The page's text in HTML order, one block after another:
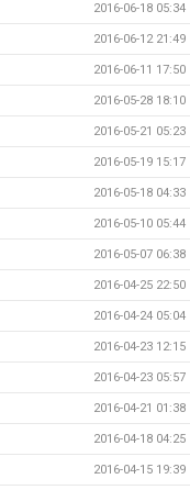
2016-06-18 05:34
2016-06-12 21:49
2016-06-11 17:50
2016-05-28 18:10
2016-05-21 05:23
2016-05-19 15:17
2016-05-18 04:33
2016-05-10 05:44
2016-05-07 06:38
2016-04-25 22:50
2016-04-24 05:04
2016-04-23 12:15
2016-04-23 05:57
2016-04-21 01:38
2016-04-18 04:25
2016-04-15 19:39